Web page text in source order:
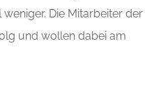
Die Mitarbeiter der
und wollen dabei am